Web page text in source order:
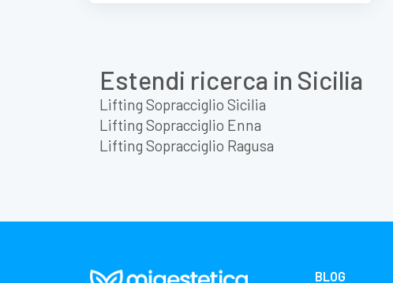
Estendi ricerca in Sicilia
Lifting Sopracciglio Sicilia
Lifting Sopracciglio Enna
Lifting Sopracciglio Ragusa
BLOG